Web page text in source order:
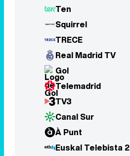
Ten
Squirrel
TRECE
Real Madrid TV
Gol
Telemadrid
TV3
Canal Sur
À Punt
Euskal Telebista 2